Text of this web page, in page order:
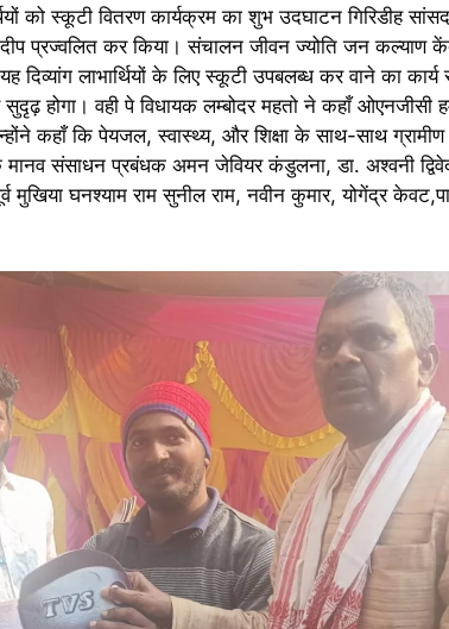
को स्कूटी वितरण कार्यक्रम का शुभ उदघाटन गिरिडीह
प्रज्वलित कर किया। संचालन जीवन ज्योति जन कल्याण
लाभार्थियों के लिए स्कूटी उपबलब्ध कर वाने का कार्य
होगा। वही पे विधायक लम्बोदर महतो ने कहाँ ओएनजीसी
कहाँ कि पेयजल, स्वास्थ्य, और शिक्षा के साथ-साथ ग्रामीण
संसाधन प्रबंधक अमन जेवियर कंडुलना, डा. अश्वनी
घनश्याम राम सुनील राम, नवीन कुमार, योगेंद्र केवट,पापु